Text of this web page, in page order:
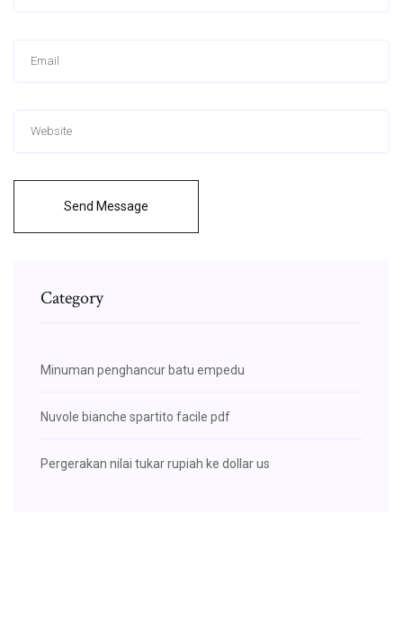
Send Message
Category
Minuman penghancur batu empedu
Nuvole bianche spartito facile pdf
Pergerakan nilai tukar rupiah ke dollar us